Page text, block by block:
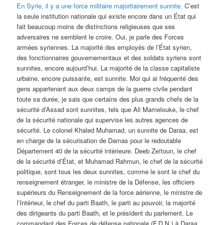
En Syrie, il y a une force militaire majoritairement sunnite. C’est
la seule institution nationale qui existe encore dans un État qui
fait beaucoup moins de distinctions religieuses que ses
adversaires ne semblent le croire. Oui, je parle des Forces
armées syriennes. La majorité des employés de l’État syrien,
des fonctionnaires gouvernementaux et des soldats syriens sont
sunnites, encore aujourd’hui. La majorité de la classe capitaliste
urbaine, encore puissante, est sunnite. Moi qui ai fréquenté des
gens appartenant aux deux camps de la guerre civile pendant
toute sa durée, je sais que certains des plus grands chefs de la
sécurité d’Assad sont sunnites, tels que Ali Mamelouke, le chef
de la sécurité nationale qui supervise les autres agences de
sécurité. Le colonel Khaled Muhamad, un sunnite de Daraa, est
en charge de la sécurisation de Damas pour le redoutable
Département 40 de la sécurité intérieure. Deeb Zeïtoun, le chef
de la sécurité d’État, et Muhamad Rahmun, le chef de la sécurité
politique, sont tous les deux sunnites, comme le sont le chef du
renseignement étranger, le ministre de la Défense, les officiers
supérieurs du Renseignement de la force aérienne, le ministre de
l’Intérieur, le chef du parti Baath, le parti au pouvoir, la majorité
des dirigeants du parti Baath, et le président du parlement. Le